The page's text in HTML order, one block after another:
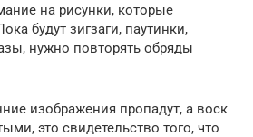
на рисунки, которые
будут зигзаги, паутинки,
нужно повторять обряды
изображения пропадут, а воск
это свидетельство того, что